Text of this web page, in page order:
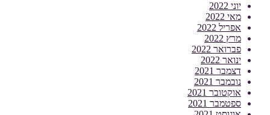
יוני 2022
מאי 2022
אפריל 2022
מרץ 2022
פברואר 2022
ינואר 2022
דצמבר 2021
נובמבר 2021
אוקטובר 2021
ספטמבר 2021